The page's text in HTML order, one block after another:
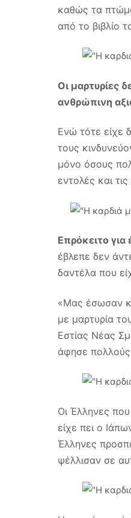
καθώς τα
από το βιβλίο
Οι μαρτυρίες
ανθρώπινη
Ενώ τότε είχε
τους
μόνο όσους
εντολές και
Επρόκειτο
έβλεπε δεν
δαντέλα που
«Μας έσωσαν
με μαρτυρία
Εστίας Νέας
άφησε
Οι Έλληνες
είχε πει ο
Έλληνες
ψέλλισαν σε